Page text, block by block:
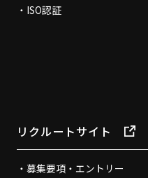
ISO認証
リクルートサイト
募集要項・エントリー